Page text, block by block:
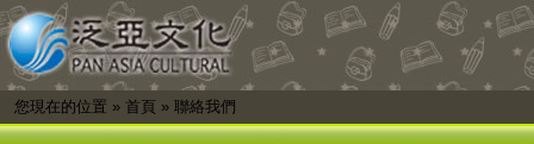
您現在的位置 » 首頁 » 聯絡我們